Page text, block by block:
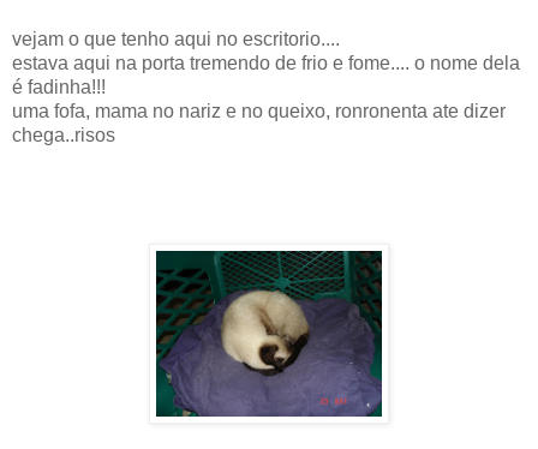
vejam o que tenho aqui no escritorio....
estava aqui na porta tremendo de frio e fome.... o nome dela
é fadinha!!!
uma fofa, mama no nariz e no queixo, ronronenta ate dizer
chega..risos